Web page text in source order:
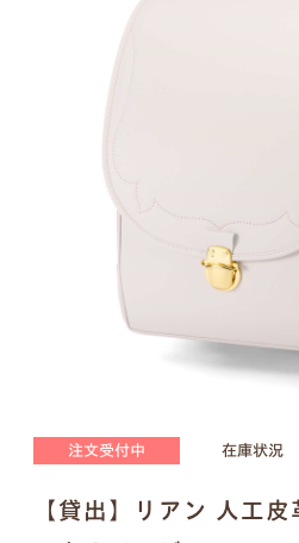
注文受付中 在庫状況
【貸出】リアン 人工
つや消しブラック×
ピンクゴールド×ハ
刻印する文字
●ネームプレートはご注文の
ルファベットでご指定くださ